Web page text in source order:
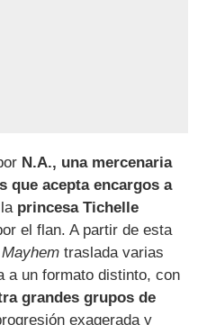
N.A., una mercenaria
que acepta encargos a
princesa Tichelle
el flan. A partir de esta
traslada varias
a un formato distinto, con
grandes grupos de
exagerada y